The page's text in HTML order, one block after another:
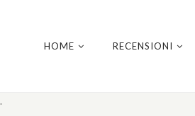
.
HOME RECENSIONI